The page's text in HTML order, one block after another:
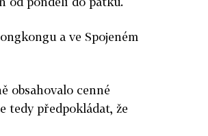
a ve Spojeném
obsahovalo cenné
tedy předpokládat, že